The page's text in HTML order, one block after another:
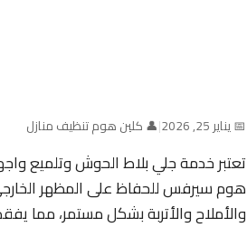
📅 يناير 25, 2026 |👤 كلين هوم تنظيف منازل
تعتبر خدمة جلي بلاط الحوش وتلميع
هوم سيرفس للحفاظ على المظهر
والأملاح والأتربة بشكل مستمر، مما